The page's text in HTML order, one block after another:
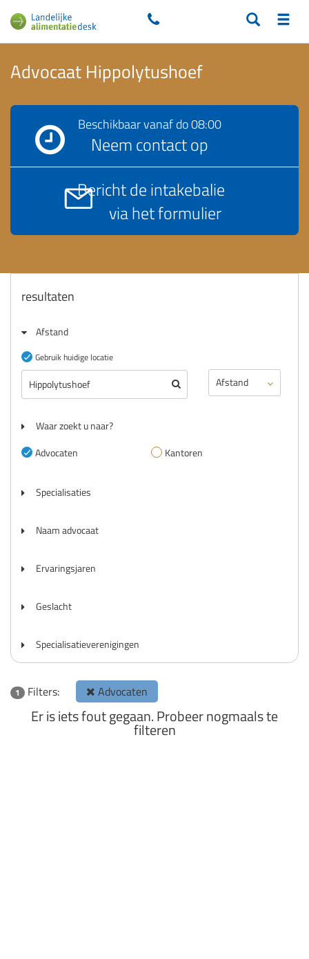
Advocaat Hippolytushoef
Beschikbaar vanafdo 08:00
Neem contact op
Bericht de intakebalie
via het formulier
resultaten
Afstand
Gebruik huidige locatie
Waar zoekt u naar?
Advocaten
Kantoren
Specialisaties
Naam advocaat
Ervaringsjaren
Geslacht
Specialisatieverenigingen
1 Filters: Advocaten
Er is iets fout gegaan. Probeer nogmaals te
filteren